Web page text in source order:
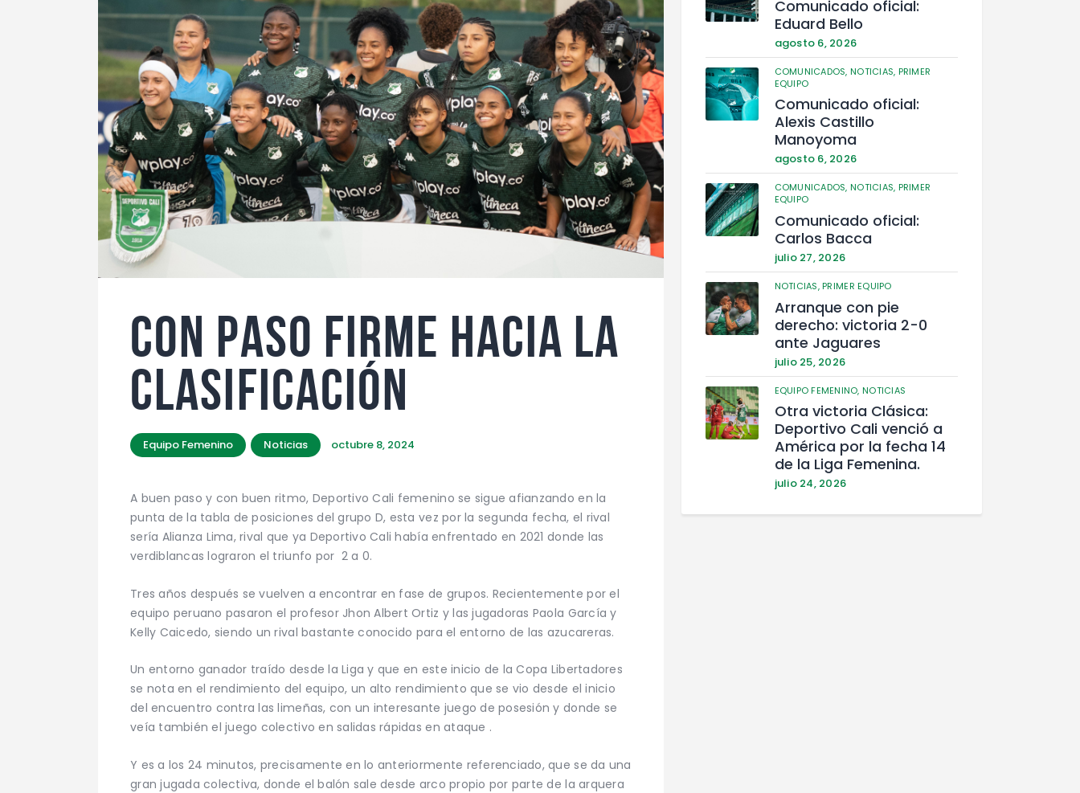
CON PASO FIRME HACIA LA
CLASIFICACIÓN
Equipo Femenino Noticias octubre 8, 2024
A buen paso y con buen ritmo, Deportivo Cali femenino se sigue afianzando en la
punta de la tabla de posiciones del grupo D, esta vez por la segunda fecha, el rival
sería Alianza Lima, rival que ya Deportivo Cali había enfrentado en 2021 donde las
verdiblancas lograron el triunfo por 2 a 0.
Tres años después se vuelven a encontrar en fase de grupos. Recientemente por el
equipo peruano pasaron el profesor Jhon Albert Ortiz y las jugadoras Paola García y
Kelly Caicedo, siendo un rival bastante conocido para el entorno de las azucareras.
Un entorno ganador traído desde la Liga y que en este inicio de la Copa Libertadores
se nota en el rendimiento del equipo, un alto rendimiento que se vio desde el inicio
del encuentro contra las limeñas, con un interesante juego de posesión y donde se
veía también el juego colectivo en salidas rápidas en ataque .
Y es a los 24 minutos, precisamente en lo anteriormente referenciado, que se da una
gran jugada colectiva, donde el balón sale desde arco propio por parte de la arquera
Comunicado oficial:
Eduard Bello
agosto 6, 2026
COMUNICADOS, NOTICIAS, PRIMER
EQUIPO
Comunicado oficial:
Alexis Castillo
Manoyoma
agosto 6, 2026
COMUNICADOS, NOTICIAS, PRIMER
EQUIPO
Comunicado oficial:
Carlos Bacca
julio 27, 2026
NOTICIAS,PRIMER EQUIPO
Arranque con pie
derecho: victoria 2-0
ante Jaguares
julio 25, 2026
EQUIPO FEMENINO,NOTICIAS
Otra victoria Clásica:
Deportivo Cali venció a
América por la fecha 14
de la Liga Femenina.
julio 24, 2026